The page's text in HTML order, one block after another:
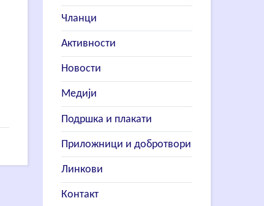
Чланци
Активности
Новости
Медији
Подршка и плакати
Приложници и добротвори
Линкови
Контакт